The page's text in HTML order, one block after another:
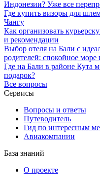
Индонезии? Уже все
Где купить визоры для
Чангу
Как организовать
и рекомендации
Выбор отеля на Бали с
родителей: спокойное море
Где на Бали в районе Кута
подарок?
Все вопросы
Сервисы
Вопросы и ответы
Путеводитель
Гид по интересным
Авиакомпании
База знаний
О проекте